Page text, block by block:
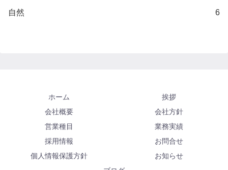
自然 6
ホーム
挨拶
会社概要
会社方針
営業種目
業務実績
採用情報
お問合せ
個人情報保護方針
お知らせ